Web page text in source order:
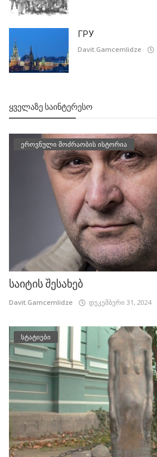
ГРУ
Davit.Gamcemlidze
ᲧᲕᲔᲚᲐᲖᲔ ᲡᲐᲘᲜᲢᲔᲠᲔᲡᲝ
ეროვნული მოძრაობის ისტორია
საიტის შესახებ
Davit.Gamcemlidze დეკემბერი 31, 2024
სტატიები